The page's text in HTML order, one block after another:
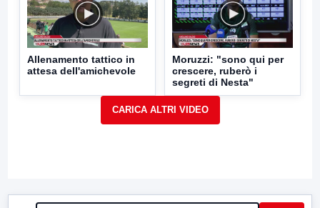
Allenamento tattico in
attesa dell'amichevole
Moruzzi: "sono qui per
crescere, ruberò i
segreti di Nesta"